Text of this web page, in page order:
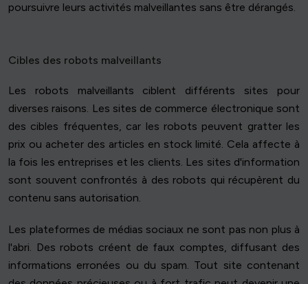
poursuivre leurs activités malveillantes sans être dérangés.
Cibles des robots malveillants
Les robots malveillants ciblent différents sites pour
diverses raisons. Les sites de commerce électronique sont
des cibles fréquentes, car les robots peuvent gratter les
prix ou acheter des articles en stock limité. Cela affecte à
la fois les entreprises et les clients. Les sites d'information
sont souvent confrontés à des robots qui récupèrent du
contenu sans autorisation.
Les plateformes de médias sociaux ne sont pas non plus à
l'abri. Des robots créent de faux comptes, diffusant des
informations erronées ou du spam. Tout site contenant